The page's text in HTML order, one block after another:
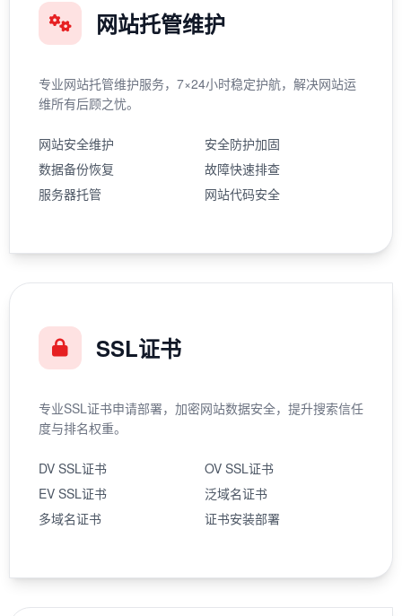
网站托管维护
专业网站托管维护服务，7×24小时稳定护航，解决网站运
维所有后顾之忧。
网站安全维护
安全防护加固
数据备份恢复
故障快速排查
服务器托管
网站代码安全
SSL证书
专业SSL证书申请部署，加密网站数据安全，提升搜索信任
度与排名权重。
DV SSL证书
OV SSL证书
EV SSL证书
泛域名证书
多域名证书
证书安装部署